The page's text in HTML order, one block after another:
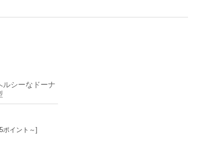
ルシーなドーナ
ポイント～]